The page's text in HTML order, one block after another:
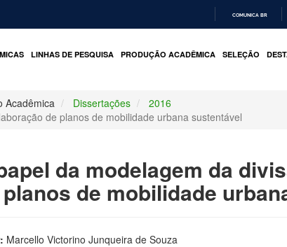
O
COMUNICA BR
LINHAS DE PESQUISA PRODUÇÃO ACADÊMICA SELEÇÃO
Acadêmica Dissertações
2016
de planos de mobilidade urbana sustentável
da modelagem da
de mobilidade
Marcello Victorino Junqueira de Souza